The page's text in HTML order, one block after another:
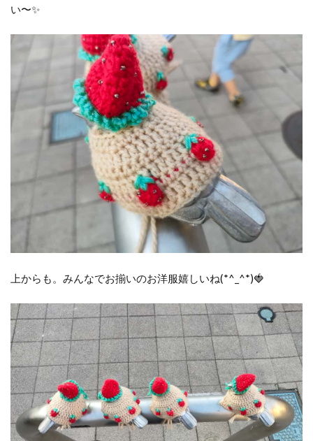
い〜✨
上からも。みんなでお揃いのお洋服嬉しいね(*^_^*)🍓